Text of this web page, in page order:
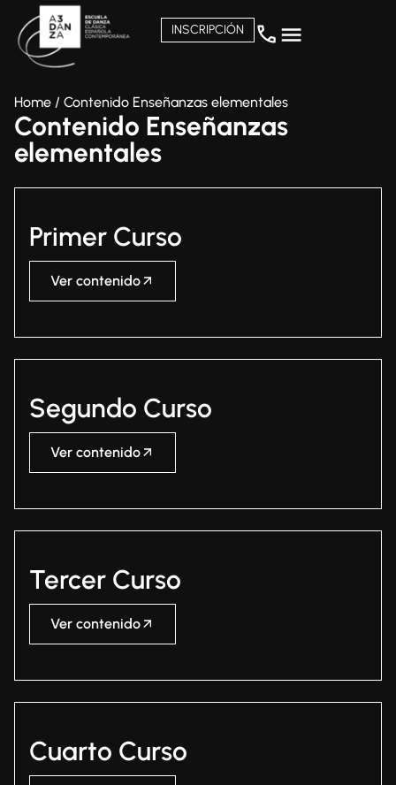
INSCRIPCIÓN
Home / Contenido Enseñanzas elementales
Contenido Enseñanzas
elementales
Primer Curso
Ver contenido
Segundo Curso
Ver contenido
Tercer Curso
Ver contenido
Cuarto Curso